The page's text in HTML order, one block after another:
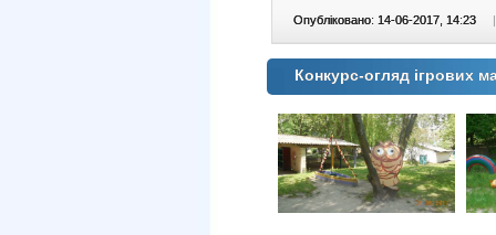
Опубліковано: 14-06-2017, 14:23 |
Конкурс-огляд ігрових